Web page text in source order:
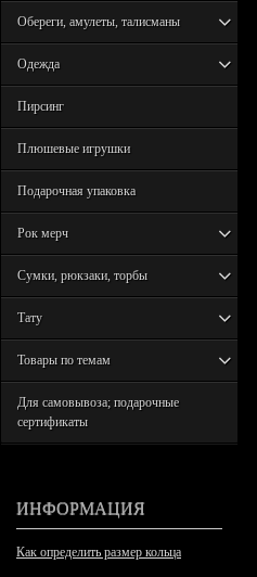
Обереги, амулеты, талисманы
Одежда
Пирсинг
Плюшевые игрушки
Подарочная упаковка
Рок мерч
Сумки, рюкзаки, торбы
Тату
Товары по темам
Для самовывоза; подарочные
сертификаты
ИНФОРМАЦИЯ
Как определить размер кольца